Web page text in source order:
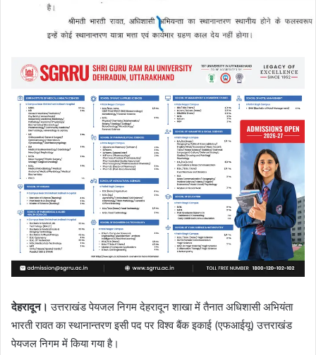
देहरादून। उत्तराखंड पेयजल निगम देहरादून शाखा में तैनात अधिशासी अभियंता
भारती रावत का स्थानान्तरण इसी पद पर विश्व बैंक इकाई (एफआईयू) उत्तराखंड
पेयजल निगम में किया गया है।